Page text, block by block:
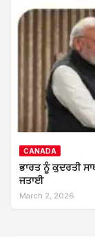
CANADA
ਭਾਰਤ ਨੂੰ ਕੁਦਰਤੀ
ਜਤਾਈ
March 2, 2026